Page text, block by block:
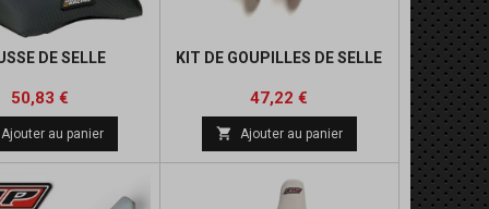
DE SELLE
Prix
50,83 €
base
Ajouter au panier
KIT DE GOUPILLES DE SELLE
Prix
47,22 €
 Ajouter au panier